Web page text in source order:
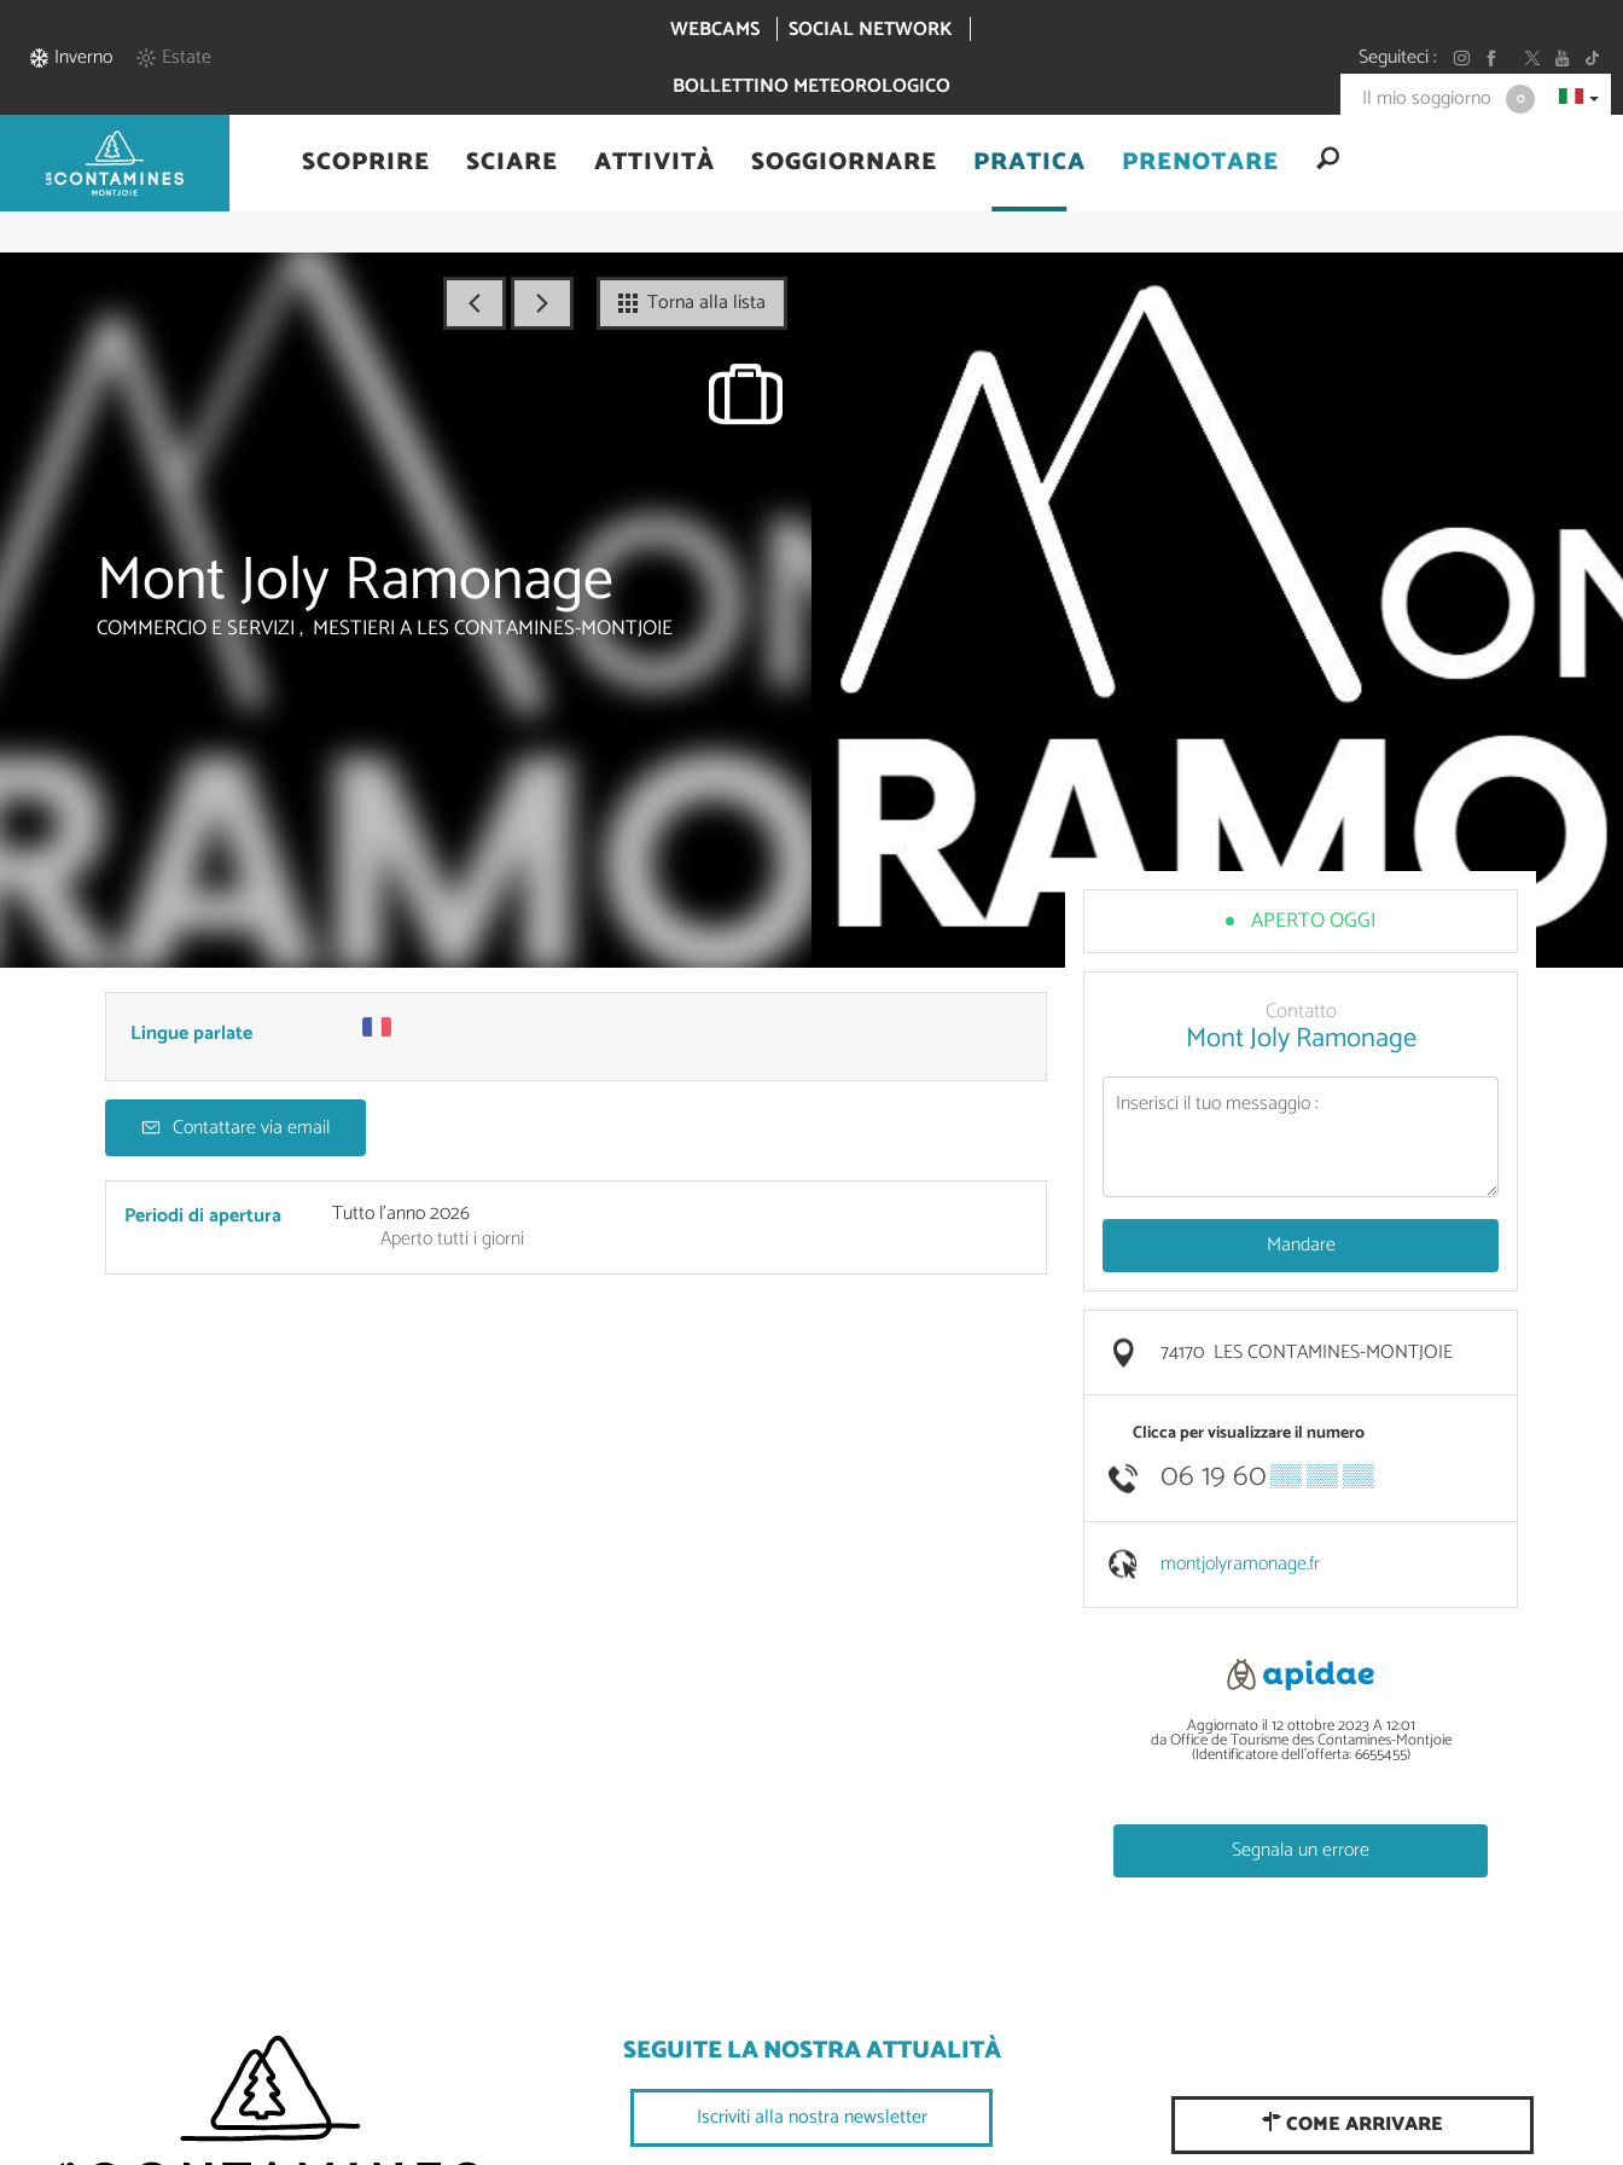
Inverno Estate
WEBCAMS
SOCIAL NETWORK
BOLLETTINO METEOROLOGICO
Seguiteci
SCOPRIRE SCIARE ATTIVITÀ SOGGIORNARE PRATICA PRENOTARE
Il mio soggiorno 0
Home/Pratica
Torna alla lista
Mont Joly Ramonage
COMMERCIO E SERVIZI , MESTIERIA LES CONTAMINES-MONTJOIE
Lingue parlate
Contattare via email
Periodi di apertura Tutto l'anno 2026
Apertotutti i giorni
APERTO OGGI
Contatto
Mont Joly Ramonage
Mandare
74170 LES CONTAMINES-MONTJOIE
Clicca per visualizzare il numero
06 19 60▒▒ ▒▒ ▒▒
montjolyramonage.fr
Aggiornato il 12 ottobre 2023 A 12:01
da Office de Tourisme des Contamines-Montjoie
(Identificatore dell'offerta:6655455)
Segnala un errore
SEGUITE LA NOSTRA ATTUALITÀ
Iscriviti alla nostra newsletter COME ARRIVARE